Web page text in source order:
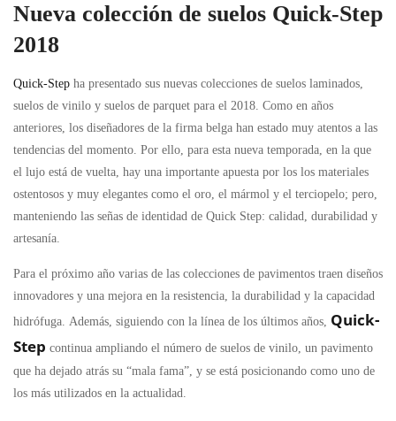
Nueva colección de suelos Quick-Step
2018
Quick-Step ha presentado sus nuevas colecciones de suelos laminados,
suelos de vinilo y suelos de parquet para el 2018. Como en años
anteriores, los diseñadores de la firma belga han estado muy atentos a las
tendencias del momento. Por ello, para esta nueva temporada, en la que
el lujo está de vuelta, hay una importante apuesta por los los materiales
ostentosos y muy elegantes como el oro, el mármol y el terciopelo; pero,
manteniendo las señas de identidad de Quick Step: calidad, durabilidad y
artesanía.
Para el próximo año varias de las colecciones de pavimentos traen diseños
innovadores y una mejora en la resistencia, la durabilidad y la capacidad
hidrófuga. Además, siguiendo con la línea de los últimos años, Quick-
Step continua ampliando el número de suelos de vinilo, un pavimento
que ha dejado atrás su “mala fama”, y se está posicionando como uno de
los más utilizados en la actualidad.